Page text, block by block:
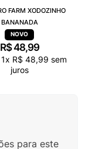
FARM XODOZINHO
BANANADA
R$48,99
1x R$ 48,99 sem
juros
para este